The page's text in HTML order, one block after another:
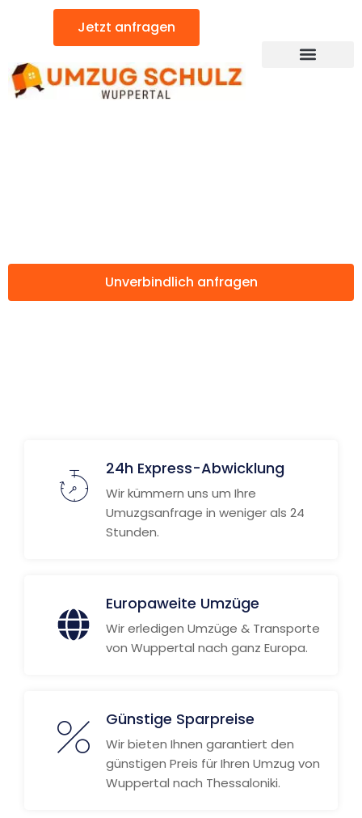
Jetzt anfragen
Unverbindlich anfragen
24h Express-Abwicklung
Wir kümmern uns um Ihre
Umuzgsanfrage in weniger als 24
Stunden.
Europaweite Umzüge
Wir erledigen Umzüge & Transporte
von Wuppertal nach ganz Europa.
Günstige Sparpreise
Wir bieten Ihnen garantiert den
günstigen Preis für Ihren Umzug von
Wuppertal nach Thessaloniki.